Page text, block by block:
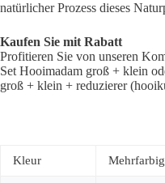
natürlicher Prozess dieses
Kaufen Sie mit Rabatt
Profitieren Sie von unseren
Set Hooimadam groß + klein
groß + klein + reduzierer
Kleur Mehrfarbig